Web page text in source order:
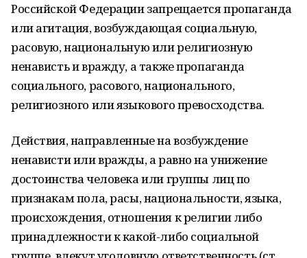
Российской Федерации запрещается пропаганда
или агитация, возбуждающая социальную,
расовую, национальную или религиозную
ненависть и вражду, а также пропаганда
социального, расового, национального,
религиозного или языкового превосходства.
Действия, направленные на возбуждение
ненависти или вражды, а равно на унижение
достоинства человека или группы лиц по
признакам пола, расы, национальности, языка,
происхождения, отношения к религии либо
принадлежности к какой-либо социальной